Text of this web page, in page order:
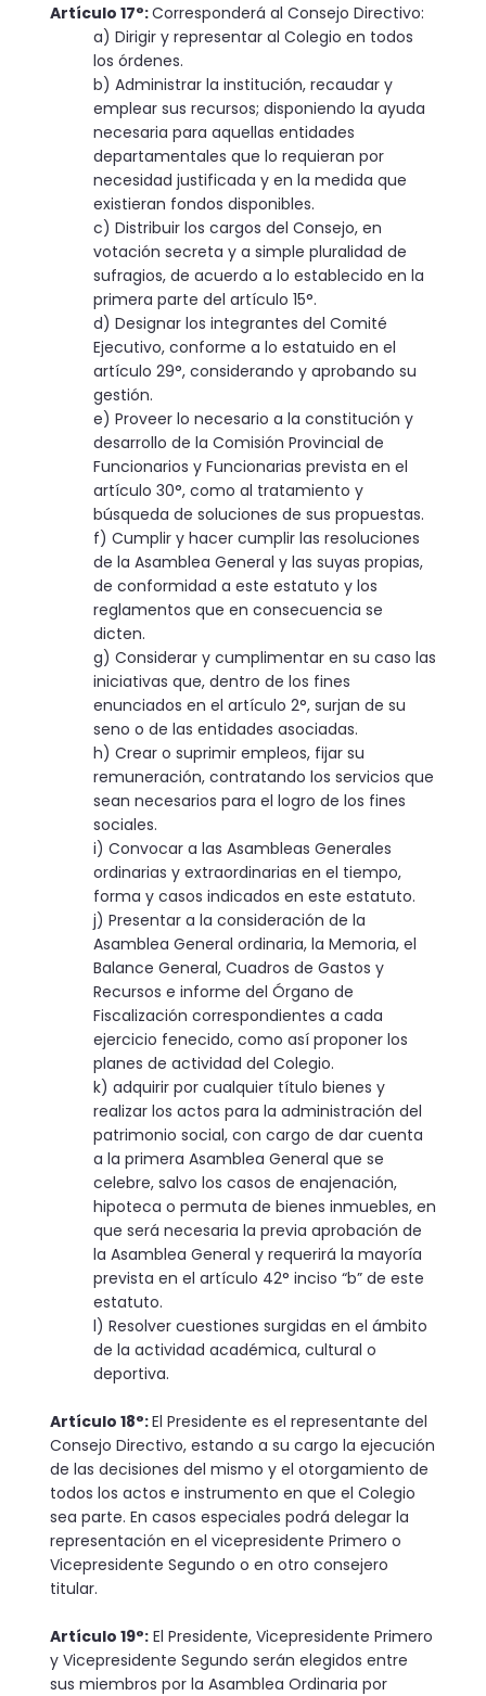
Artículo 17°:Corresponderá al Consejo Directivo:
a) Dirigir y representar al Colegio en todos
los órdenes.
b) Administrar la institución, recaudar y
emplear sus recursos; disponiendo la ayuda
necesaria para aquellas entidades
departamentales que lo requieran por
necesidad justificada y en la medida que
existieran fondos disponibles.
c) Distribuir los cargos del Consejo, en
votación secreta y a simple pluralidad de
sufragios, de acuerdo a lo establecido en la
primera parte del artículo 15°.
d) Designar los integrantes del Comité
Ejecutivo, conforme a lo estatuido en el
artículo 29°, considerando y aprobando su
gestión.
e) Proveer lo necesario a la constitución y
desarrollo de la Comisión Provincial de
Funcionarios y Funcionarias prevista en el
artículo 30°, como al tratamiento y
búsqueda de soluciones de sus propuestas.
f) Cumplir y hacer cumplir las resoluciones
de la Asamblea General y las suyas propias,
de conformidad a este estatuto y los
reglamentos que en consecuencia se
dicten.
g) Considerar y cumplimentar en su caso las
iniciativas que, dentro de los fines
enunciados en el artículo 2°, surjan de su
seno o de las entidades asociadas.
h) Crear o suprimir empleos, fijar su
remuneración, contratando los servicios que
sean necesarios para el logro de los fines
sociales.
i) Convocar a las Asambleas Generales
ordinarias y extraordinarias en el tiempo,
forma y casos indicados en este estatuto.
j) Presentar a la consideración de la
Asamblea General ordinaria, la Memoria, el
Balance General, Cuadros de Gastos y
Recursos e informe del Órgano de
Fiscalización correspondientes a cada
ejercicio fenecido, como así proponer los
planes de actividad del Colegio.
k) adquirir por cualquier título bienes y
realizar los actos para la administración del
patrimonio social, con cargo de dar cuenta
a la primera Asamblea General que se
celebre, salvo los casos de enajenación,
hipoteca o permuta de bienes inmuebles, en
que será necesaria la previa aprobación de
la Asamblea General y requerirá la mayoría
prevista en el artículo 42° inciso “b” de este
estatuto.
l) Resolver cuestiones surgidas en el ámbito
de la actividad académica, cultural o
deportiva.
Artículo 18°:El Presidente es el representante del
Consejo Directivo, estando a su cargo la ejecución
de las decisiones del mismo y el otorgamiento de
todos los actos e instrumento en que el Colegio
sea parte. En casos especiales podrá delegar la
representación en el vicepresidente Primero o
Vicepresidente Segundo o en otro consejero
titular.
Artículo 19°:El Presidente, Vicepresidente Primero
y Vice­presidente Segundo serán elegidos entre
sus miembros por la Asamblea Ordinaria por